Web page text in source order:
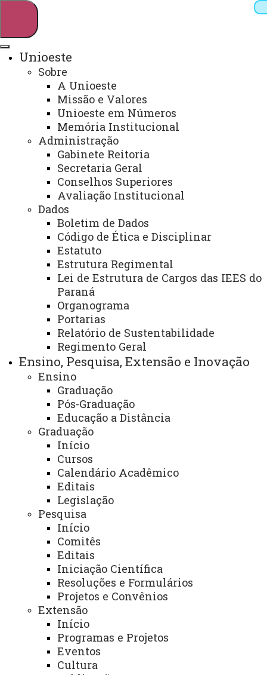
Webmail Sistemas
Telefones
Arquivo Virtual
Campus
Unioeste
Sobre
A Unioeste
Missão e Valores
Unioeste em Números
Memória Institucional
Administração
Gabinete Reitoria
Secretaria Geral
Conselhos Superiores
Avaliação Institucional
Dados
Boletim de Dados
Código de Ética e Disciplinar
Estatuto
Estrutura Regimental
Lei de Estrutura de Cargos das IEES do
Paraná
Organograma
Portarias
Relatório de Sustentabilidade
Regimento Geral
Ensino, Pesquisa, Extensão e Inovação
Ensino
Graduação
Pós-Graduação
Educação a Distância
Graduação
Início
Cursos
Calendário Acadêmico
Editais
Legislação
Pesquisa
Início
Comitês
Editais
Iniciação Científica
Resoluções e Formulários
Projetos e Convênios
Extensão
Início
Programas e Projetos
Eventos
Cultura
Núcleo de Estudos e Práticas
Inovadoras em Secretariado -
NEPIS
Centro de Ciências Sociais Aplicadas -
CCSA/Toledo.
Finalidade e competências:
- Contribuir para o avanço dos estudos sobre
gestão secretarial, práticas inovadoras em secretariado
e suas manifestações sociais, econômicas, culturais e
ambientais;
- Dar suporte aos processos organizacionais à
comunidade interna e externa, propiciando expandir suas
potencialidades, sua eficiência administrativa e sua
qualidade de vida no trabalho;
- Contribuir para a geração do conhecimento,
estimulando a qualificação dos recursos humanos da
Unioeste e de outras organizações;
- Divulgar as produções e atividades dos
membros do Colegiado, com o intuito de fortalecer os
cursos de capacitação provenientes do Núcleo, dando